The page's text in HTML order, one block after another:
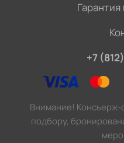
+7
Внимание! Консьерж-
подбору,